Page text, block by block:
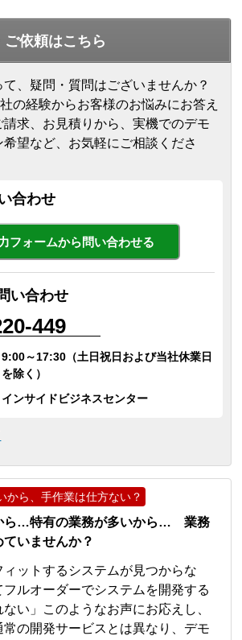
依頼はこちら
、疑問・質問はございませんか？
の経験からお客様のお悩みにお答え
請求、お見積りから、実機でのデモ
望など、お気軽にご相談くださ
合わせ
フォームから問い合わせる
い合わせ
449
9:00～17:30（土日祝日および当社休業日
を除く）
インサイドビジネスセンター
から、手作業は仕方ない？
ら…特有の業務が多いから… 業務
いませんか？
ィットするシステムが見つからな
ルオーダーでシステムを開発する
い」このようなお声にお応えし、
の開発サービスとは異なり、デモ